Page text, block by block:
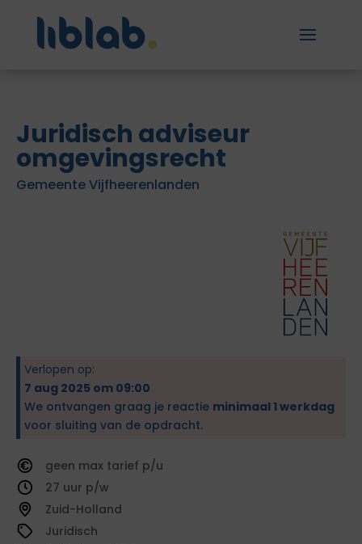
Juridisch adviseur
omgevingsrecht
Gemeente Vijfheerenlanden
Verlopen op:
7 aug 2025 om 09:00
We ontvangen graag je reactie minimaal 1 werkdag
voor sluiting van de opdracht.
geen
tarief
27
Zuid-Holland
Juridisch